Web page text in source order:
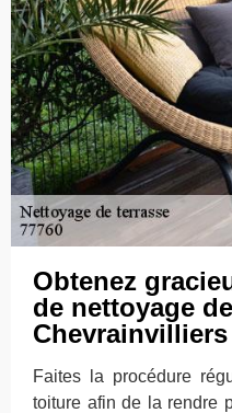
Obtenez
de nettoyage
Chevrainvilliers
Faites la procédure
toiture afin de la rendre